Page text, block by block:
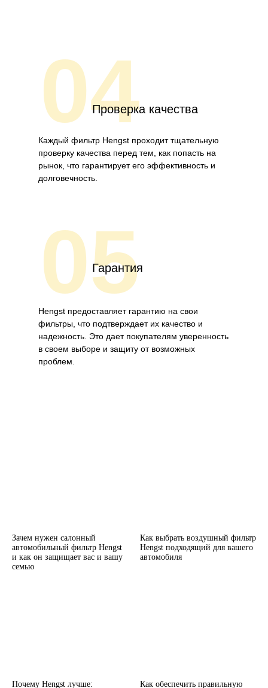
04Проверка качества
Каждый фильтр Hengst проходит тщательную
проверку качества перед тем, как попасть на
рынок, что гарантирует его эффективность и
долговечность.
05
Гарантия
Hengst предоставляет гарантию на свои
фильтры, что подтверждает их качество и
надежность. Это дает покупателям уверенность
в своем выборе и защиту от возможных
проблем.
Зачем нужен салонный
автомобильный фильтр Hengst
и как он защищает вас и вашу
семью
Как выбрать воздушный фильтр
Hengst подходящий для вашего
автомобиля
Почему Hengst лучше: Как обеспечить правильную